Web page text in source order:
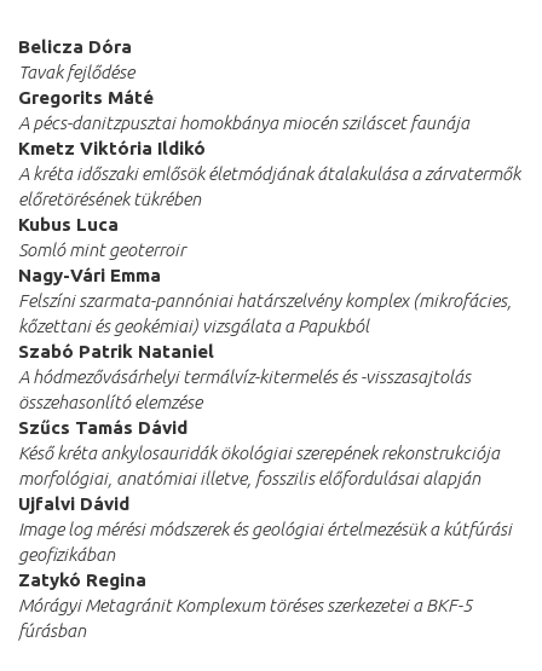
Belicza Dóra
Tavak fejlődése
Gregorits Máté
A pécs-danitzpusztai homokbánya miocén sziláscet faunája
Kmetz Viktória Ildikó
A kréta időszaki emlősök életmódjának átalakulása a zárvatermők
előretörésének tükrében
Kubus Luca
Somló mint geoterroir
Nagy-Vári Emma
Felszíni szarmata-pannóniai határszelvény komplex (mikrofácies,
kőzettani és geokémiai) vizsgálata a Papukból
Szabó Patrik Nataniel
A hódmezővásárhelyi termálvíz-kitermelés és -visszasajtolás
összehasonlító elemzése
Szűcs Tamás Dávid
Késő kréta ankylosauridák ökológiai szerepének rekonstrukciója
morfológiai, anatómiai illetve, fosszilis előfordulásai alapján
Ujfalvi Dávid
Image log mérési módszerek és geológiai értelmezésük a kútfúrási
geofizikában
Zatykó Regina
Mórágyi Metagránit Komplexum töréses szerkezetei a BKF-5
fúrásban